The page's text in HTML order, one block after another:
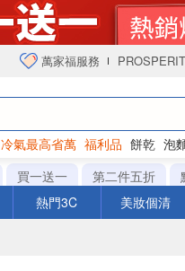
萬家福服務
冷氣最高省萬 福利品 餅乾 泡
買一送一 第二件五折
熱門3C 美妝個清